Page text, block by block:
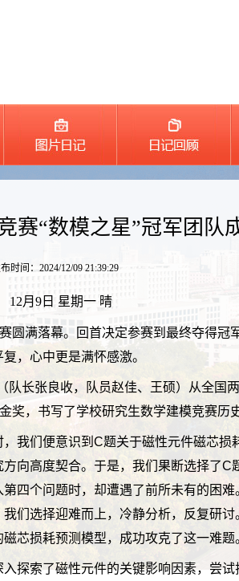
赛“数模之星”冠军团队
时间：2024/12/09 21:39:29
12月9日 星期一 晴
圆满落幕。回首决定参赛到最终夺得冠
，心中更是满怀感激。
队长张良收，队员赵佳、王硕）从全国
奖，书写了学校研究生数学建模竞赛历
，我们便意识到C题关于磁性元件磁芯
向高度契合。于是，我们果断选择了C
四个问题时，却遭遇了前所未有的困
们选择迎难而上，冷静分析，反复研
芯损耗预测模型，成功攻克了这一难题
探索了磁性元件的关键影响因素，尝